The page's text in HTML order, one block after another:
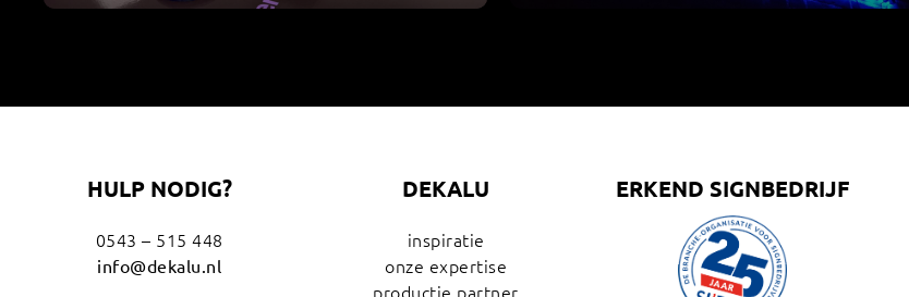
HULP NODIG?
0543 – 515 448
info@dekalu.nl
DEKALU
inspiratie
onze expertise
productie partner
ERKEND SIGNBEDRIJF